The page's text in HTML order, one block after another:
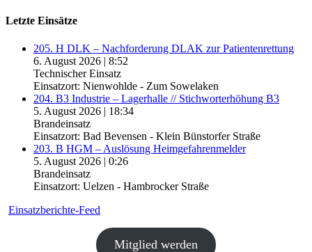
Letzte Einsätze
205. H DLK – Nachforderung DLAK zur Patientenrettung
6. August 2026 | 8:52
Technischer Einsatz
Einsatzort: Nienwohlde - Zum Sowelaken
204. B3 Industrie – Lagerhalle // Stichworterhöhung B3
5. August 2026 | 18:34
Brandeinsatz
Einsatzort: Bad Bevensen - Klein Bünstorfer Straße
203. B HGM – Auslösung Heimgefahrenmelder
5. August 2026 | 0:26
Brandeinsatz
Einsatzort: Uelzen - Hambrocker Straße
Einsatzberichte-Feed
Mitglied werden